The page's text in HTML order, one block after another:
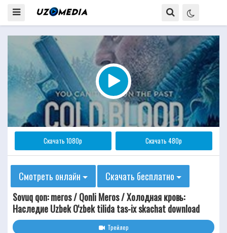
Скачать 1080p Скачать 480p
Смотреть онлайн
Скачать бесплатно
Sovuq qon: meros / Qonli Meros / Холодная кровь:
Наследие Uzbek O'zbek tilida tas-ix skachat download
Трейлер